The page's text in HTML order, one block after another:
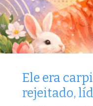
Ele era
rejeitado,